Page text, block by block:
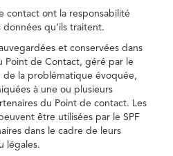
contact ont la responsabilité
qu’ils traitent.
et conservées dans
Point de Contact, géré par le
de la problématique évoquée,
à une ou plusieurs
du Point de contact. Les
être utilisées par le SPF
dans le cadre de leurs
légales.